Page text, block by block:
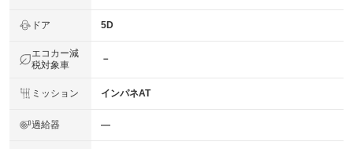
ドア 5D
エコカー減
税対象車
－
ミッション インパネAT
過給器 ―